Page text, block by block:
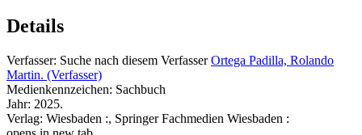
Details
Verfasser: Suche nach diesem Verfasser Ortega Padilla, Rolando
Martin. (Verfasser)
Medienkennzeichen: Sachbuch
Jahr: 2025.
Verlag: Wiesbaden :, Springer Fachmedien Wiesbaden :